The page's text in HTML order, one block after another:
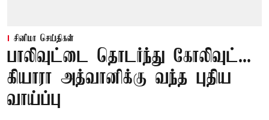
சினிமா செய்திகள்
பாலிவுட்டை தொடர்ந்து கோலிவுட்...
கியாரா அத்வானிக்கு வந்த புதிய
வாய்ப்பு